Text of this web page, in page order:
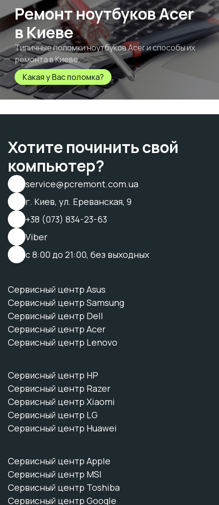
Ремонт ноутбуков Acer
в Киеве
Типичные поломки ноутбуков Acer и способы их
ремонта в Киеве.
Какая у Вас поломка?
Хотите починить свой
компьютер?
service@pcremont.com.ua
г. Киев, ул. Ереванская, 9
+38 (073) 834-23-63
Viber
с 8:00 до 21:00, без выходных
Сервисный центр Asus
Сервисный центр Samsung
Сервисный центр Dell
Сервисный центр Acer
Сервисный центр Lenovo
Сервисный центр HP
Сервисный центр Razer
Сервисный центр Xiaomi
Сервисный центр LG
Сервисный центр Huawei
Сервисный центр Apple
Сервисный центр MSI
Сервисный центр Toshiba
Сервисный центр Google